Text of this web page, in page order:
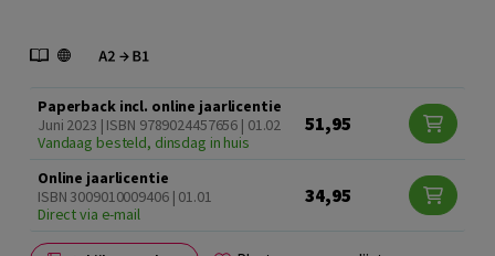
Paperback incl. online jaarlicentie
Juni 2023 | ISBN 9789024457656 | 01.02
Vandaag besteld, dinsdag in huis
51,95
Online jaarlicentie
ISBN 3009010009406 | 01.01
Direct via e-mail
34,95